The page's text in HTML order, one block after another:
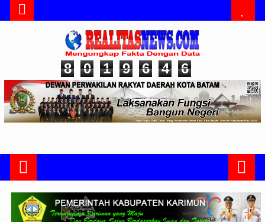
8 0 1 9 6 4 6